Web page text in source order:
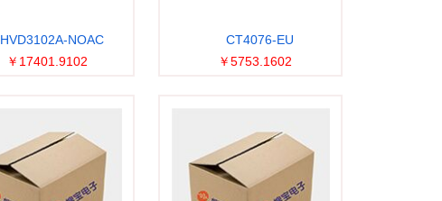
HVD3102A-NOAC
￥17401.9102
CT4076-EU
￥5753.1602